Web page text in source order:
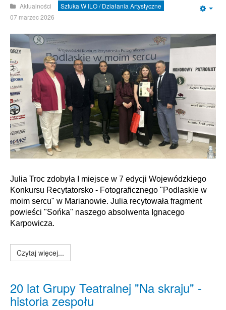
Aktualności
Sztuka W ILO / Działania Artystyczne
07 marzec 2026
Julia Troc zdobyła I miejsce w 7 edycji Wojewódzkiego
Konkursu Recytatorsko - Fotograficznego "Podlaskie w
moim sercu" w Marianowie. Julia recytowała fragment
powieści "Sońka" naszego absolwenta Ignacego
Karpowicza.
Czytaj więcej...
20 lat Grupy Teatralnej "Na skraju" -
historia zespołu